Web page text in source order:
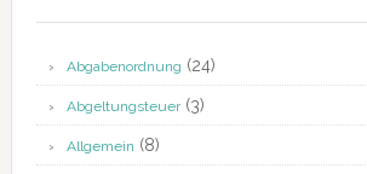
Abgabenordnung (24)
Abgeltungsteuer(3)
Allgemein (8)